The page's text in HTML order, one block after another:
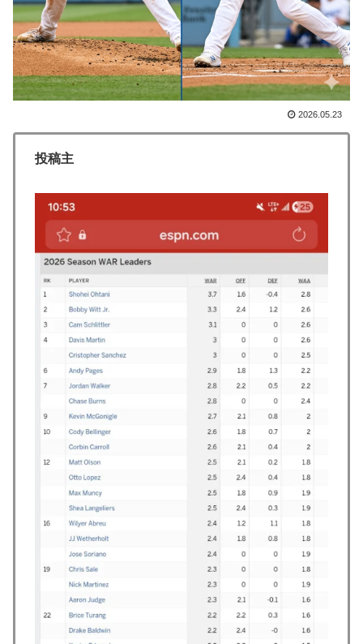
▶ 海外「全部日本の真似だったのか…」 日本の普通のテ
レビ番組が最新SNSの数十年先を行っていたと話題に
▶ 海外「今年、夏の暑さが厳しい日本でこんなものが売れ
てるらしい！ｗ」外国人が驚いた日本の商品と
▶ 【韓国サッカー】性接待で審判買収！W杯予選7戦無敗
の裏側
た…」
外国人「アジア杯で優勝するんだ」日本代表、W杯ポッ
ト1入りに現実味!?2030大会で出場枠「64」なら追い風
に！アメリカ人もポット1争いに熱視線！【海外の反
応】
【MLB】ドジャースファン「7連敗はしんどいわ……」
→ 「まだまだ7.5ゲーム差もあるんだぞ」「毎年暑い季
節に負けることが増えるけど結局10月には勝って終わる
んだよ」
韓国人「SKハイニックスが10%台の暴落！外国人投資
家と機関が売り越しを仕掛けコスピが4%を超える大幅
な下落‥」
の差に海外が大騒ぎ
焦げだらけの業務用鉄板が水と蒸気で鏡のようにピカピ
カに「味が全部流れていく！」【海外の反応】
【MLB】ドジャースファン「7連敗はしんどいわ……」
→ 「まだまだ7.5ゲーム差もあるんだぞ」「毎年暑い季
節に負けることが増えるけど結局10月には勝って終わる
んだよ」
2026.05.23
投稿主